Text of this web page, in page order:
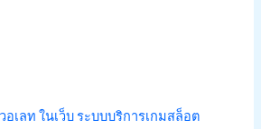
อเลท ในเว็บ ระบบบริการเกมสล็อต